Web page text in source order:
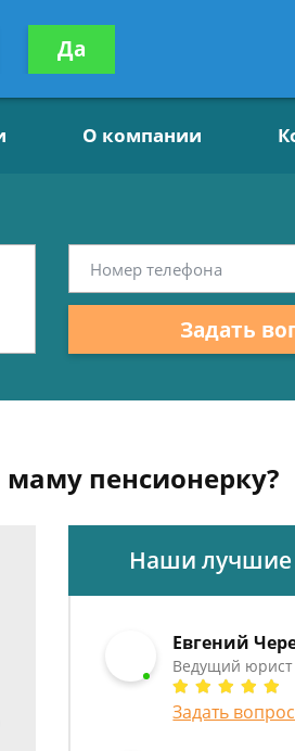
консультацию
бесплатно
О компании
Задать
пенсионерку?
Наши
Евгений
Ведущий юрист
Задать вопрос
Да